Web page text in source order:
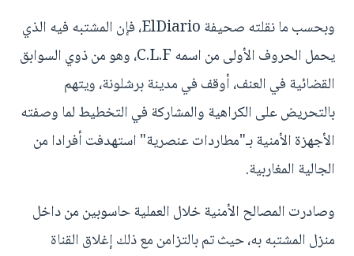
وبحسب ما نقلته صحيفة ElDiario، فإن المشتبه فيه الذي
يحمل الحروف الأولى من اسمه C.L.F، وهو من ذوي السوابق
القضائية في العنف، أوقف في مدينة برشلونة، ويتهم
بالتحريض على الكراهية والمشاركة في التخطيط لما وصفته
الأجهزة الأمنية بـ"مطاردات عنصرية" استهدفت أفرادا من
الجالية المغاربية.
وصادرت المصالح الأمنية خلال العملية حاسوبين من داخل
منزل المشتبه به، حيث تم بالتزامن مع ذلك إغلاق القناة